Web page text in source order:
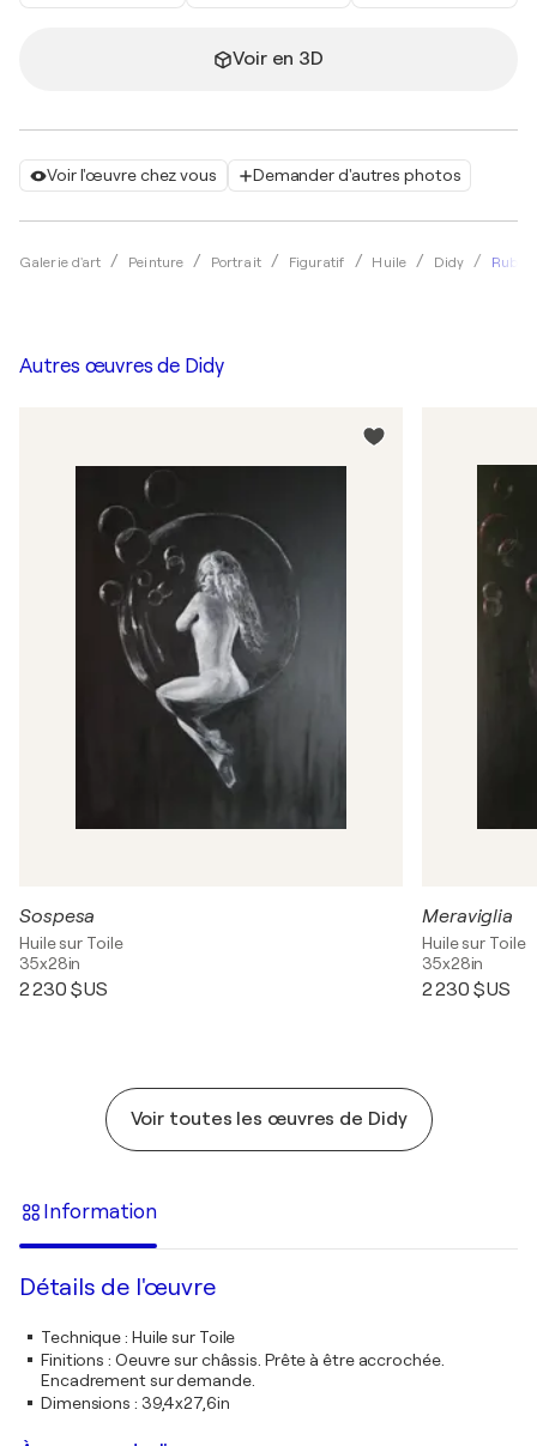
Voir l'œuvre chez vous Demander d'autres photos
Galerie d'art Peinture Portrait Figuratif Huile Didy Rubino
Voir en 3D
Autres œuvres de Didy
Sospesa
Huile sur Toile
35x28in
2 230 $US
Meraviglia
Huile sur Toile
35x28in
2 230 $US
Voir toutes les œuvres de Didy
Information
Détails de l'œuvre
Technique: Huile sur Toile
Finitions : Oeuvre sur châssis. Prête à être accrochée.
Encadrement sur demande.
Dimensions : 39,4x27,6in